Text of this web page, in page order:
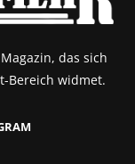
das sich
Bereich widmet.